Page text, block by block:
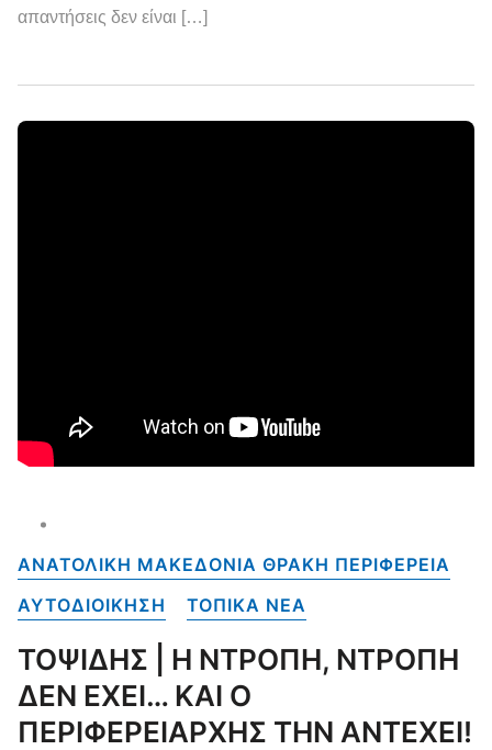
απαντήσεις δεν είναι […]
ΑΝΑΤΟΛΙΚΗ ΜΑΚΕΔΟΝΙΑ ΘΡΑΚΗ ΠΕΡΙΦΕΡΕΙΑ
ΑΥΤΟΔΙΟΙΚΗΣΗ
ΤΟΠΙΚΑ NEA
ΤΟΨΙΔΗΣ | Η ΝΤΡΟΠΗ, ΝΤΡΟΠΗ
ΔΕΝ ΕΧΕΙ… ΚΑΙ Ο
ΠΕΡΙΦΕΡΕΙΑΡΧΗΣ ΤΗΝ ΑΝΤΕΧΕΙ!